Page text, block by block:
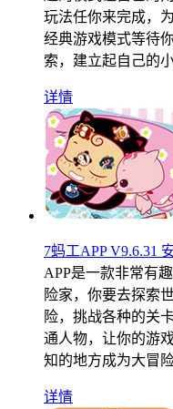
玩法任你来完成，
经典游戏模式等待
索，建立起自己的
详情
7蚂工APP V9.6.31
APP是一款非常有
险家，你要去探索
险，挑战各种的关
通人物，让你的游
知的地方成为大冒险
详情